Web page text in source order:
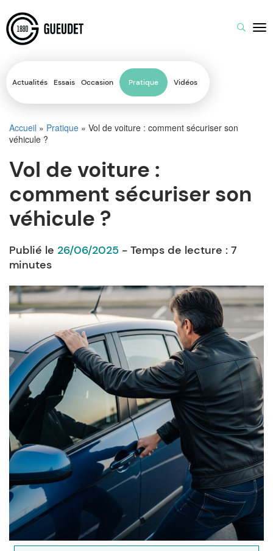
Actualités Essais Occasion Pratique Vidéos
Accueil » Pratique » Vol de voiture : comment sécuriser son
véhicule ?
Vol de voiture :
comment sécuriser son
véhicule ?
Publié le 26/06/2025 - Temps de lecture : 7
minutes